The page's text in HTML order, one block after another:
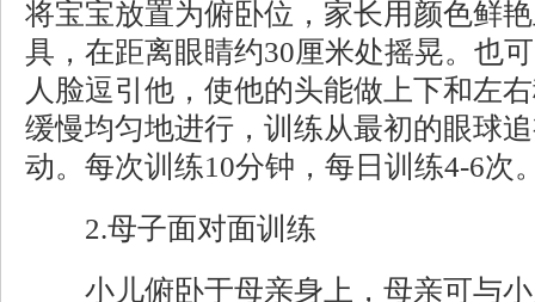
将宝宝放置为俯卧位，家长用颜色鲜
具，在距离眼睛约30厘米处摇晃。也
人脸逗引他，使他的头能做上下和左
缓慢均匀地进行，训练从最初的眼球
动。每次训练10分钟，每日训练4-6次
2.母子面对面训练
小儿俯卧于母亲身上，母亲可与小